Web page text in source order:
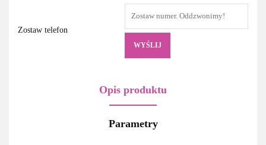
Zostaw telefon
WYŚLIJ
Opis produktu
Parametry